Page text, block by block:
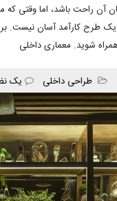
آن راحت باشد، اما وقتی که
شوید. معماری داخلی
دسته
ها
طراحی داخلی یک